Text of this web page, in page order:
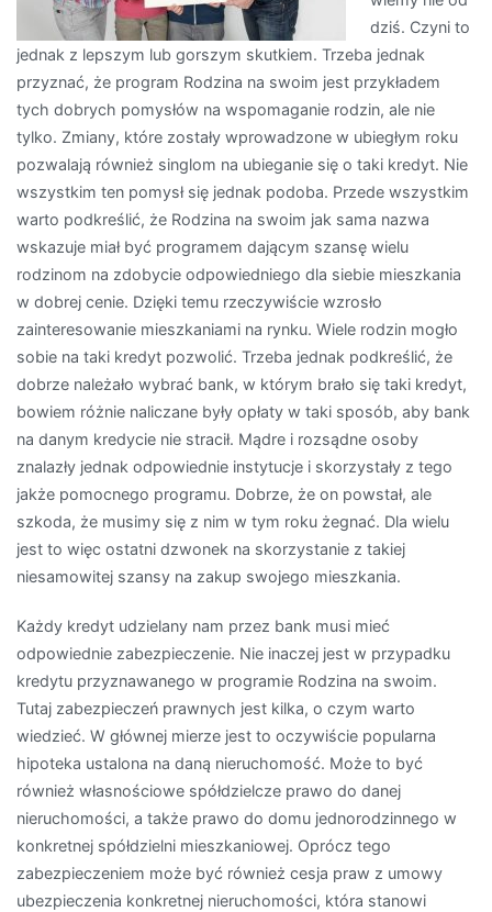
dziś. Czyni to
jednak z lepszym lub gorszym skutkiem. Trzeba jednak
przyznać, że program Rodzina na swoim jest przykładem
tych dobrych pomysłów na wspomaganie rodzin, ale nie
tylko. Zmiany, które zostały wprowadzone w ubiegłym roku
pozwalają również singlom na ubieganie się o taki kredyt. Nie
wszystkim ten pomysł się jednak podoba. Przede wszystkim
warto podkreślić, że Rodzina na swoim jak sama nazwa
wskazuje miał być programem dającym szansę wielu
rodzinom na zdobycie odpowiedniego dla siebie mieszkania
w dobrej cenie. Dzięki temu rzeczywiście wzrosło
zainteresowanie mieszkaniami na rynku. Wiele rodzin mogło
sobie na taki kredyt pozwolić. Trzeba jednak podkreślić, że
dobrze należało wybrać bank, w którym brało się taki kredyt,
bowiem różnie naliczane były opłaty w taki sposób, aby bank
na danym kredycie nie stracił. Mądre i rozsądne osoby
znalazły jednak odpowiednie instytucje i skorzystały z tego
jakże pomocnego programu. Dobrze, że on powstał, ale
szkoda, że musimy się z nim w tym roku żegnać. Dla wielu
jest to więc ostatni dzwonek na skorzystanie z takiej
niesamowitej szansy na zakup swojego mieszkania.
Każdy kredyt udzielany nam przez bank musi mieć
odpowiednie zabezpieczenie. Nie inaczej jest w przypadku
kredytu przyznawanego w programie Rodzina na swoim.
Tutaj zabezpieczeń prawnych jest kilka, o czym warto
wiedzieć. W głównej mierze jest to oczywiście popularna
hipoteka ustalona na daną nieruchomość. Może to być
również własnościowe spółdzielcze prawo do danej
nieruchomości, a także prawo do domu jednorodzinnego w
konkretnej spółdzielni mieszkaniowej. Oprócz tego
zabezpieczeniem może być również cesja praw z umowy
ubezpieczenia konkretnej nieruchomości, która stanowi